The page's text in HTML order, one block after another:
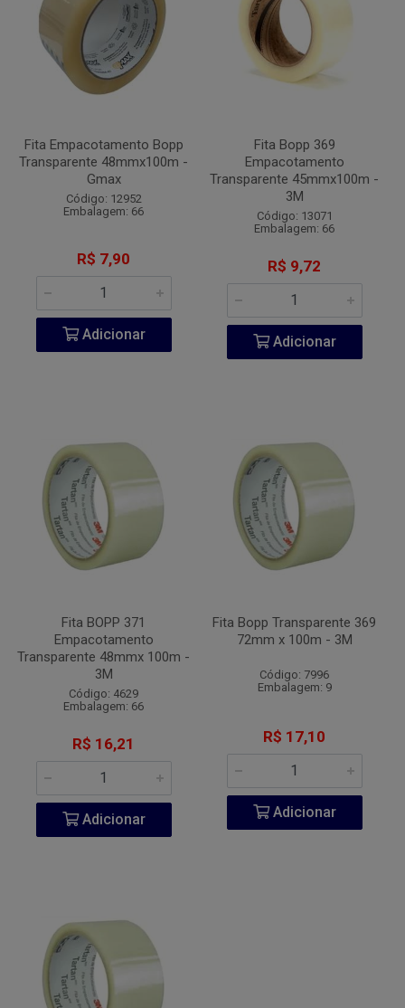
Fita Empacotamento Bopp
Transparente 48mmx100m -
Gmax
Código: 12952
Embalagem: 66
R$ 7,90
Adicionar
Fita Bopp 369
Empacotamento
Transparente 45mmx100m -
3M
Código: 13071
Embalagem: 66
R$ 9,72
Adicionar
Fita BOPP 371
Empacotamento
Transparente 48mmx 100m -
3M
Código: 4629
Embalagem: 66
R$ 16,21
Adicionar
Fita Bopp Transparente 369
72mm x 100m - 3M
Código: 7996
Embalagem: 9
R$ 17,10
Adicionar